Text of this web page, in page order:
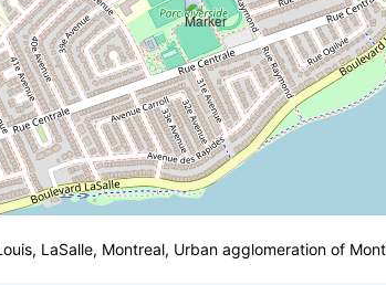
LaSalle, Montreal, Urban agglomeration of